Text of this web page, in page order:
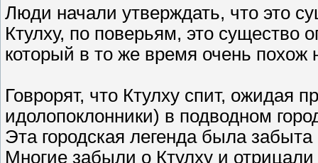
Люди начали утверждать, что это
Ктулху, по поверьям, это существо
который в то же время очень похож
Говрорят, что Ктулху спит, ожидая
идолопоклонники) в подводном
Эта городская легенда была
Многие забыли о Ктулху и